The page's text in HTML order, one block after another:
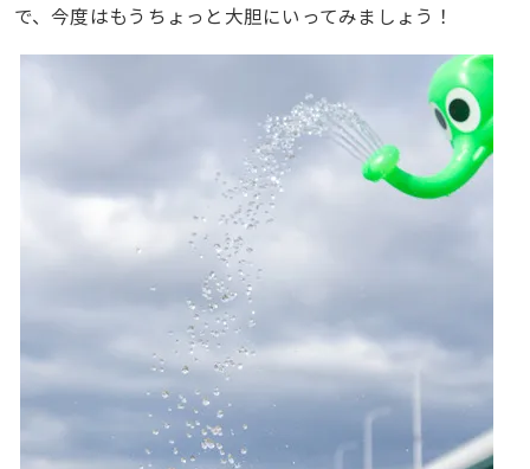
で、今度はもうちょっと大胆にいってみましょう！